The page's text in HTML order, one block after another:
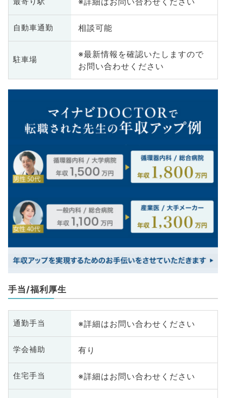
自動車通勤 相談可能
駐車場
※最新情報を確認いたしますので
お問い合わせください
手当/福利厚生
通勤手当 ※詳細はお問い合わせください
学会補助 有り
住宅手当 ※詳細はお問い合わせください